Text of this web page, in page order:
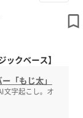
クベース】
「もじ太」
文字起こし。オ